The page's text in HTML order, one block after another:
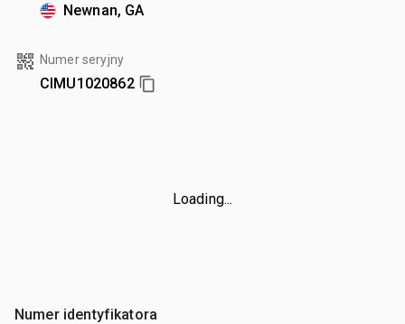
Newnan, GA
Numer seryjny
CIMU1020862
Loading...
Numer identyfikatora